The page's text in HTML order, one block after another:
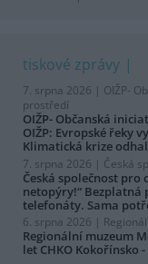
tiskové zprávy
7. srpna 2026 | OIŽP-
prostředí
OIŽP- Občanská
OIŽP: Evropské řeky
Klimatická krize
7. srpna 2026 | Česká
Česká společnost
netopýry!“ Bezplatná
telefonáty. Sama
6. srpna 2026 |
Regionální muzeum
let CHKO Kokořínsko